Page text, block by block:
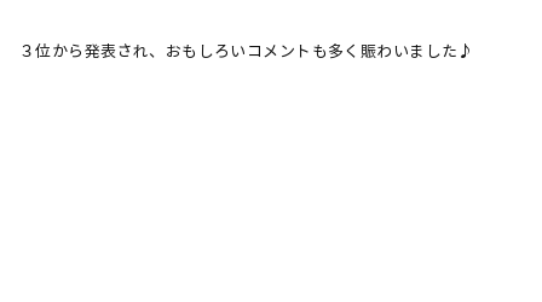
３位から発表され、おもしろいコメントも多く賑わいました♪